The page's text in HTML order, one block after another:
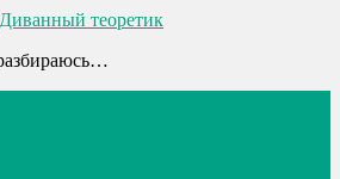
Диванный теоретик